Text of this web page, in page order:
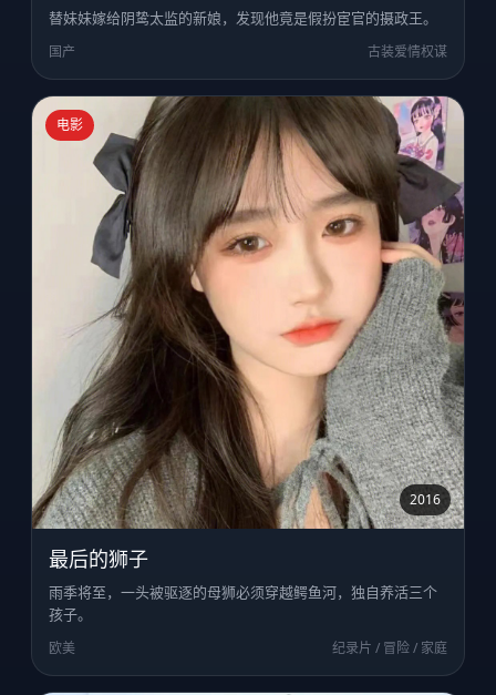
替妹妹嫁给阴鸷太监的新娘，发现他竟是假扮宦官的摄政王。
国产 古装爱情权谋
电影
2016
最后的狮子
雨季将至，一头被驱逐的母狮必须穿越鳄鱼河，独自养活三个
孩子。
欧美 纪录片 / 冒险 / 家庭